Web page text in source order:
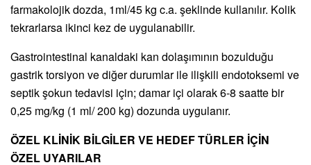
farmakolojik dozda, 1ml/45 kg c.a. şeklinde kullanılır. Kolik
tekrarlarsa ikinci kez de uygulanabilir.
Gastrointestinal kanaldaki kan dolaşımının bozulduğu
gastrik torsiyon ve diğer durumlar ile ilişkili endotoksemi ve
septik şokun tedavisi için; damar içi olarak 6-8 saatte bir
0,25 mg/kg (1 ml/ 200 kg) dozunda uygulanır.
ÖZEL KLİNİK BİLGİLER VE HEDEF TÜRLER İÇİN
ÖZEL UYARILAR